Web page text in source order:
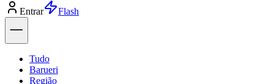
Entrar
Flash
Tudo
Barueri
Região